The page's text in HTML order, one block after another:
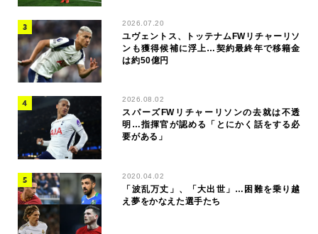
2026.07.20
ユヴェントス、トッテナムFWリチャーリソ
ンも獲得候補に浮上…契約最終年で移籍金
は約50億円
2026.08.02
スパーズFWリチャーリソンの去就は不透
明…指揮官が認める「とにかく話をする必
要がある」
2020.04.02
「波乱万丈」、「大出世」…困難を乗り越
え夢をかなえた選手たち